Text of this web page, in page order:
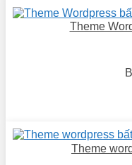
Theme
Theme